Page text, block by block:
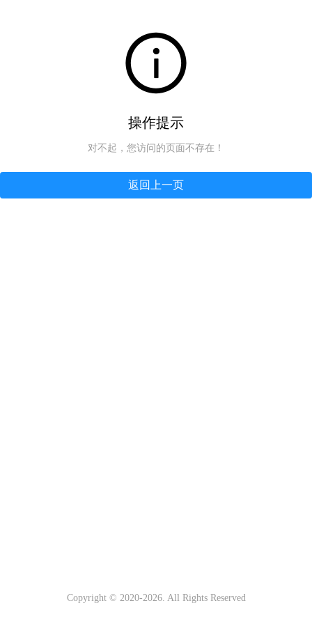
操作提示
对不起，您访问的页面不存在！
返回上一页
Copyright © 2020-2026. All Rights Reserved